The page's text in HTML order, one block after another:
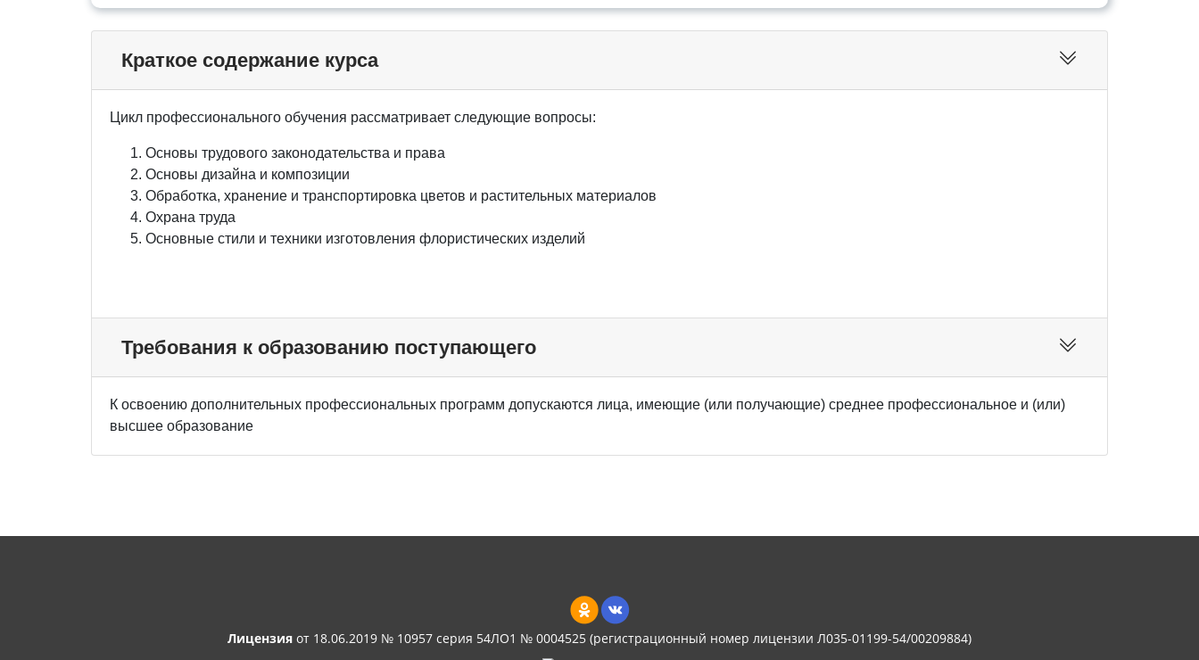
Краткое содержание курса
Цикл профессионального обучения рассматривает следующие вопросы:
Основы трудового законодательства и права
Основы дизайна и композиции
Обработка, хранение и транспортировка цветов и растительных материалов
Охрана труда
Основные стили и техники изготовления флористических изделий
Требования к образованию поступающего
К освоению дополнительных профессиональных программ допускаются лица, имеющие (или получающие) среднее профессиональное и (или)
высшее образование
Лицензия от 18.06.2019 № 10957 серия 54ЛО1 № 0004525 (регистрационный номер лицензии Л035-01199-54/00209884)